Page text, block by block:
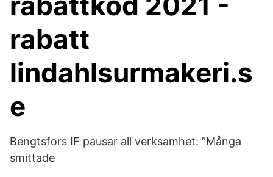
rabatt
lindahlsurmakeri.s
e
Bengtsfors IF pausar all verksamhet: ”Många
smittade